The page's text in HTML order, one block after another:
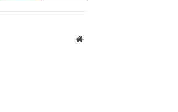
Website